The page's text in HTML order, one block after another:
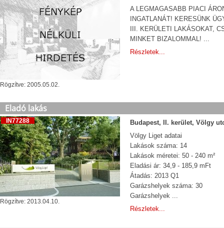
Rögzítve: 2005.05.02.
A LEGMAGASABB PIACI
INGATLANÁT! KERESÜNK
III. KERÜLETI LAKÁSOKAT,
MINKET BIZALOMMAL! ...
Részletek...
Eladó lakás
IN77288
Rögzítve: 2013.04.10.
Budapest, II. kerület, Völgy
Völgy Liget adatai
Lakások száma: 14
Lakások méretei: 50 - 240 m²
Eladási ár: 34,9 - 185,9 mFt
Átadás: 2013 Q1
Garázshelyek száma: 30
Garázshelyek ...
Részletek...